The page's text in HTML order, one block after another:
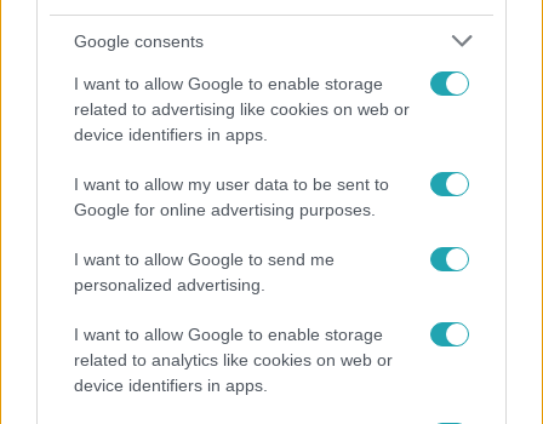
Google consents
I want to allow Google to enable storage
related to advertising like cookies on web or
device identifiers in apps.
I want to allow my user data to be sent to
Google for online advertising purposes.
I want to allow Google to send me
personalized advertising.
I want to allow Google to enable storage
related to analytics like cookies on web or
device identifiers in apps.
3:14
Lannert Judit az RTL-nek: Maradnak a
tankerületek és a Klebelsberg Központ, de
átalakítják őket